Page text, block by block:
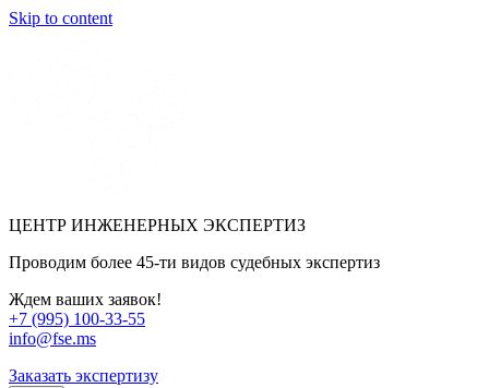
Skip to content
ЦЕНТР ИНЖЕНЕРНЫХ ЭКСПЕРТИЗ
Проводим более 45-ти видов судебных экспертиз
Ждем ваших заявок!
+7 (995) 100-33-55
info@fse.ms
Заказать экспертизу